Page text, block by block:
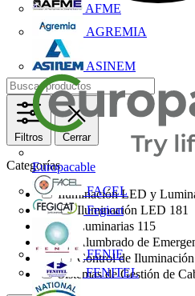
AFME
AGREMIA
ASINEM
Europacable
FACEL
Fegicat
FENIE
FENITEL
Filtros Cerrar
Categorías
Iluminación LED y
Iluminación LED 181
Luminarias 115
Alumbrado de
Control de Iluminación
Sistemas de Gestión de